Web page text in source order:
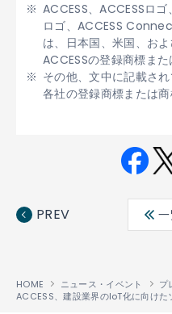
ACCESS、ACCESSロ
ロゴ、ACCESS
は、日本国、米国、お
ACCESSの登録商標また
その他、文中に記載さ
各社の登録商標または商
ebo ter
PREV
HOME ニュース・イベント
プ